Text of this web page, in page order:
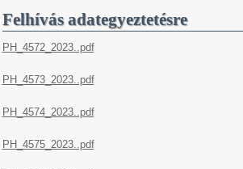
Felhívás adategyeztetésre
PH_4572_2023..pdf
PH_4573_2023..pdf
PH_4574_2023..pdf
PH_4575_2023..pdf